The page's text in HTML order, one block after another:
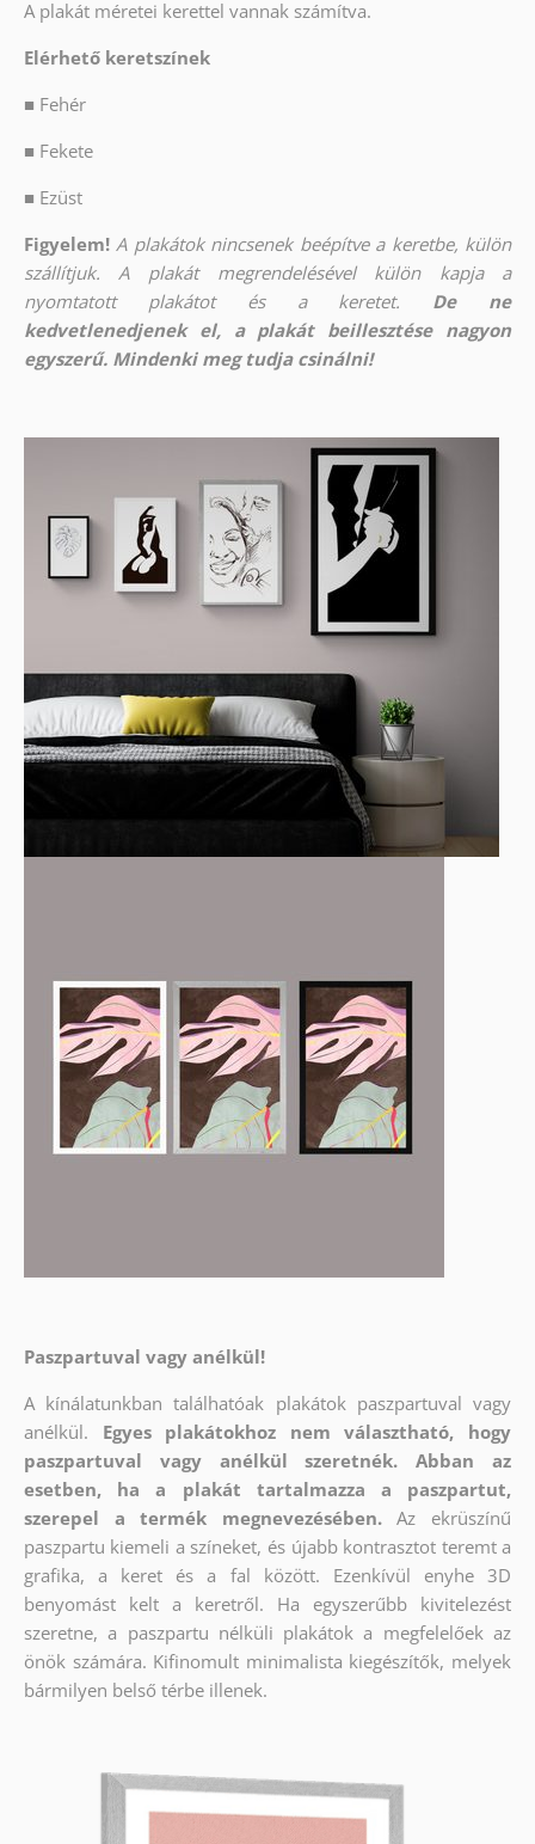
A plakát méretei kerettel vannak számítva.
Elérhető keretszínek
■ Fehér
■ Fekete
■ Ezüst
Figyelem! A plakátok nincsenek beépítve a keretbe, külön
szállítjuk. A plakát megrendelésével külön kapja a
nyomtatott plakátot és a keretet.
De ne
kedvetlenedjenek el, a plakát beillesztése nagyon
egyszerű. Mindenki meg tudja csinálni!
Paszpartuval vagy anélkül!
A kínálatunkban találhatóak plakátok paszpartuval vagy
anélkül.
Egyes plakátokhoz nem választható, hogy
paszpartuval vagy anélkül szeretnék. Abban az
esetben, ha a plakát tartalmazza a paszpartut,
szerepel a termék megnevezésében.
Az ekrüszínű
paszpartu kiemeli a színeket, és újabb kontrasztot teremt a
grafika, a keret és a fal között. Ezenkívül enyhe 3D
benyomást kelt a keretről. Ha egyszerűbb kivitelezést
szeretne, a paszpartu nélküli plakátok a megfelelőek az
önök számára. Kifinomult minimalista kiegészítők, melyek
bármilyen belső térbe illenek.